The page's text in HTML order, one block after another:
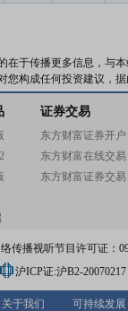
在于传播更多信息，与
构成任何投资建议，据